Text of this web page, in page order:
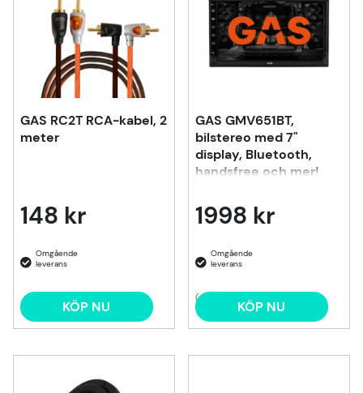
GAS RC2T RCA-kabel, 2
meter
148 kr
KÖP NU
GAS GMV651BT,
bilstereo med 7"
display, Bluetooth,
handsfree och mer!
1998 kr
(4) KÖP NU